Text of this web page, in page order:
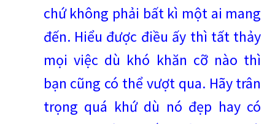
chứ không phải bất kì một ai mang
đến. Hiểu được điều ấy thì tất thảy
mọi việc dù khó khăn cỡ nào thì
bạn cũng có thể vượt qua. Hãy trân
trọng quá khứ dù nó đẹp hay có